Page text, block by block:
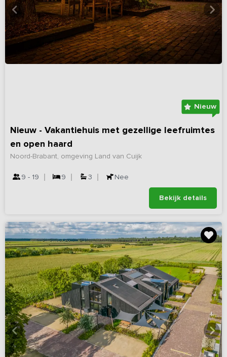
Nieuw
Nieuw - Vakantiehuis met gezellige leefruimtes
en open haard
Noord-Brabant, omgeving Land van Cuijk
9 - 19 9 3 Nee
Bekijk details